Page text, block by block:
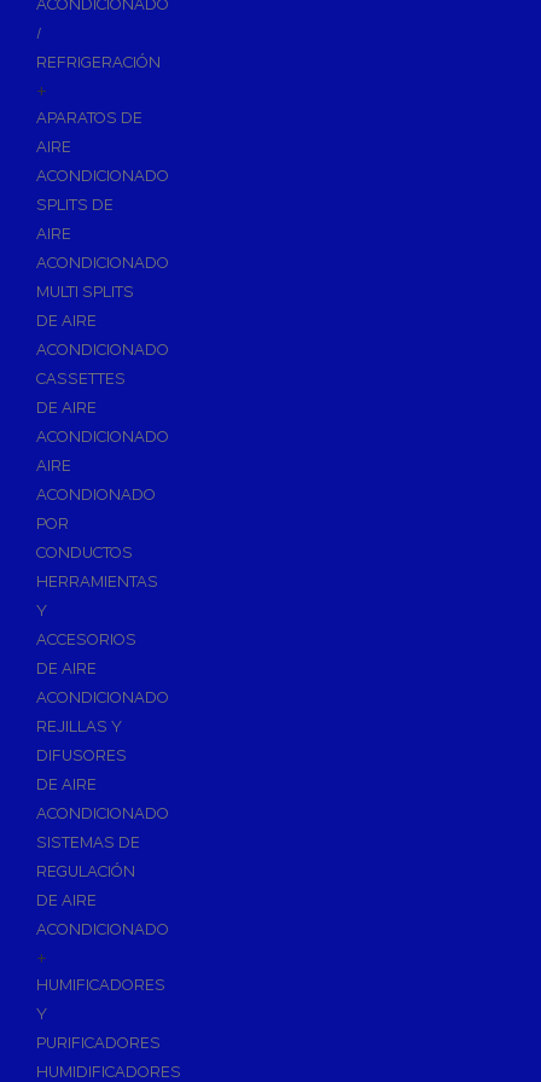
Asientos y Tapas de WC
Lavabos
Urinarios
Bidés
Vertederos Baño
Sanitarios Suspendidos
Placas de Accionamiento para Cisternas
Cisternas Empotradas
Seguridad en el Baño
Wellness
Calefacción y A.C.S
Accesorios de Calefacción
Vasos de Expansión
Termometros
Otros accesorios de calefacción
Accesorios de Radiadores
Tapones, purgadores y accesorios para radiador
Soportes para Radiadores
Acumuladores e Interacumuladores
Bombas Circuladoras / Grupos de Bombeo
Bombas de Calefacción
Bombas Simples para ACS
Calderas
Grupos Térmicos de Gasóleo
ACONDICIONADO
/
REFRIGERACIÓN
+
APARATOS DE
AIRE
ACONDICIONADO
SPLITS DE
AIRE
ACONDICIONADO
MULTI SPLITS
DE AIRE
ACONDICIONADO
CASSETTES
DE AIRE
ACONDICIONADO
AIRE
ACONDIONADO
POR
CONDUCTOS
HERRAMIENTAS
Y
ACCESORIOS
DE AIRE
ACONDICIONADO
REJILLAS Y
DIFUSORES
DE AIRE
ACONDICIONADO
SISTEMAS DE
REGULACIÓN
DE AIRE
ACONDICIONADO
+
HUMIFICADORES
Y
PURIFICADORES
HUMIDIFICADORES